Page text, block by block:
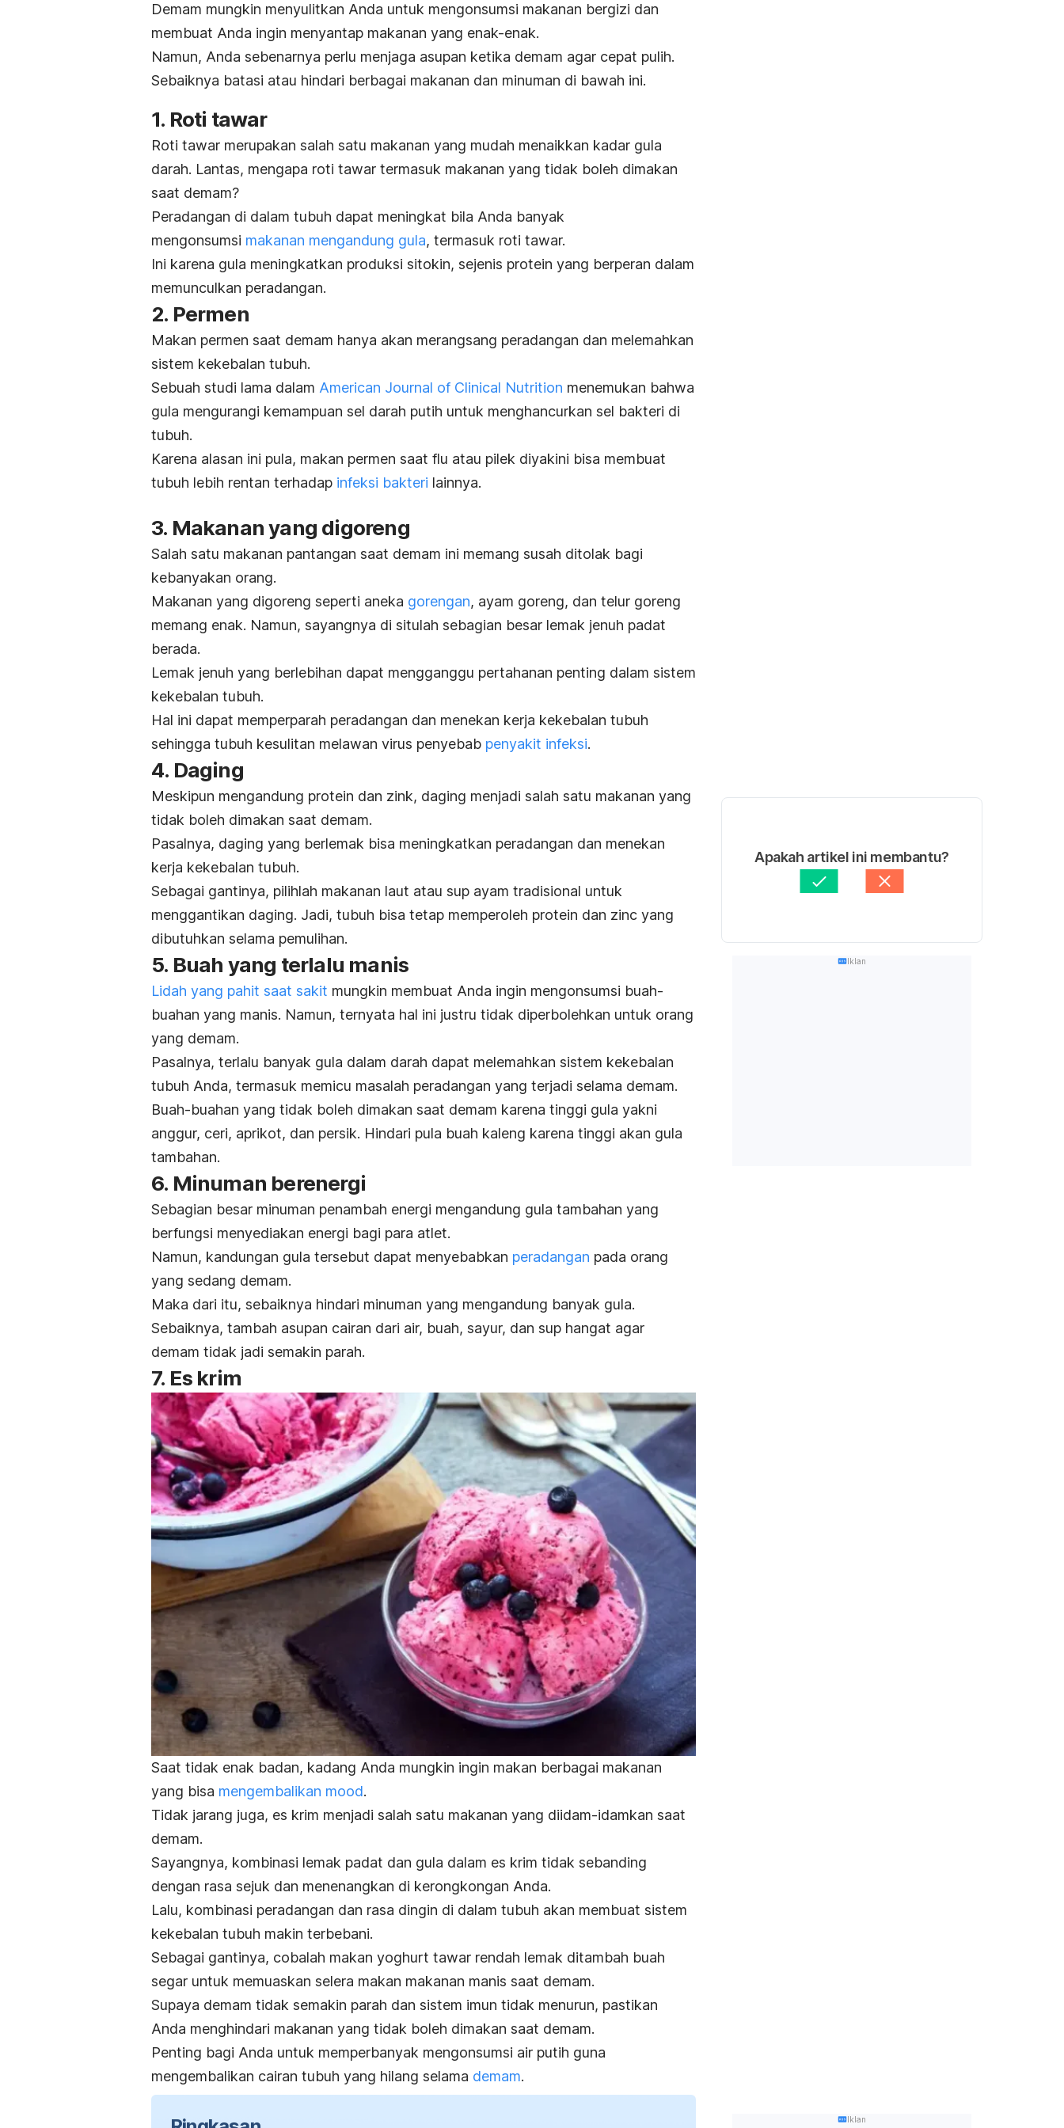
Demam mungkin menyulitkan Anda untuk mengonsumsi makanan bergizi dan
membuat Anda ingin menyantap makanan yang enak-enak.
Namun, Anda sebenarnya perlu menjaga asupan ketika demam agar cepat pulih.
Sebaiknya batasi atau hindari berbagai makanan dan minuman di bawah ini.
1. Roti tawar
Roti tawar merupakan salah satu makanan yang mudah menaikkan kadar gula
darah. Lantas, mengapa roti tawar termasuk makanan yang tidak boleh dimakan
saat demam?
Peradangan di dalam tubuh dapat meningkat bila Anda banyak
mengonsumsi makanan mengandung gula, termasuk roti tawar.
Ini karena gula meningkatkan produksi sitokin, sejenis protein yang berperan dalam
memunculkan peradangan.
2. Permen
Makan permen saat demam hanya akan merangsang peradangan dan melemahkan
sistem kekebalan tubuh.
Sebuah studi lama dalam American Journal of Clinical Nutrition menemukan bahwa
gula mengurangi kemampuan sel darah putih untuk menghancurkan sel bakteri di
tubuh.
Karena alasan ini pula, makan permen saat flu atau pilek diyakini bisa membuat
tubuh lebih rentan terhadap infeksi bakteri lainnya.
3. Makanan yang digoreng
Salah satu makanan pantangan saat demam ini memang susah ditolak bagi
kebanyakan orang.
Makanan yang digoreng seperti aneka gorengan, ayam goreng, dan telur goreng
memang enak. Namun, sayangnya di situlah sebagian besar lemak jenuh padat
berada.
Lemak jenuh yang berlebihan dapat mengganggu pertahanan penting dalam sistem
kekebalan tubuh.
Hal ini dapat memperparah peradangan dan menekan kerja kekebalan tubuh
sehingga tubuh kesulitan melawan virus penyebab penyakit infeksi.
4. Daging
Meskipun mengandung protein dan zink, daging menjadi salah satu makanan yang
tidak boleh dimakan saat demam.
Pasalnya, daging yang berlemak bisa meningkatkan peradangan dan menekan
kerja kekebalan tubuh.
Sebagai gantinya, pilihlah makanan laut atau sup ayam tradisional untuk
menggantikan daging. Jadi, tubuh bisa tetap memperoleh protein dan zinc yang
dibutuhkan selama pemulihan.
5. Buah yang terlalu manis
Lidah yang pahit saat sakit mungkin membuat Anda ingin mengonsumsi buah-
buahan yang manis. Namun, ternyata hal ini justru tidak diperbolehkan untuk orang
yang demam.
Pasalnya, terlalu banyak gula dalam darah dapat melemahkan sistem kekebalan
tubuh Anda, termasuk memicu masalah peradangan yang terjadi selama demam.
Buah-buahan yang tidak boleh dimakan saat demam karena tinggi gula yakni
anggur, ceri, aprikot, dan persik. Hindari pula buah kaleng karena tinggi akan gula
tambahan.
6. Minuman berenergi
Sebagian besar minuman penambah energi mengandung gula tambahan yang
berfungsi menyediakan energi bagi para atlet.
Namun, kandungan gula tersebut dapat menyebabkan peradangan pada orang
yang sedang demam.
Maka dari itu, sebaiknya hindari minuman yang mengandung banyak gula.
Sebaiknya, tambah asupan cairan dari air, buah, sayur, dan sup hangat agar
demam tidak jadi semakin parah.
7. Es krim
Saat tidak enak badan, kadang Anda mungkin ingin makan berbagai makanan
yang bisa mengembalikan mood.
Tidak jarang juga, es krim menjadi salah satu makanan yang diidam-idamkan saat
demam.
Sayangnya, kombinasi lemak padat dan gula dalam es krim tidak sebanding
dengan rasa sejuk dan menenangkan di kerongkongan Anda.
Lalu, kombinasi peradangan dan rasa dingin di dalam tubuh akan membuat sistem
kekebalan tubuh makin terbebani.
Sebagai gantinya, cobalah makan yoghurt tawar rendah lemak ditambah buah
segar untuk memuaskan selera makan makanan manis saat demam.
Supaya demam tidak semakin parah dan sistem imun tidak menurun, pastikan
Anda menghindari makanan yang tidak boleh dimakan saat demam.
Penting bagi Anda untuk memperbanyak mengonsumsi air putih guna
mengembalikan cairan tubuh yang hilang selama demam.
Apakah artikel ini membantu?
Iklan
Iklan